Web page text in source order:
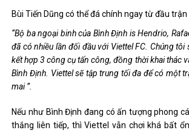
Bùi Tiến Dũng có thể đá chính ngay từ đầu
“Bộ ba ngoại binh của Bình Định is Hendrio,
đã có nhiều lần đối đầu với Viettel FC. Chúng
kết hợp 3 công cụ tấn công, đồng thời khai thác
Bình Định. Viettel sẽ tập trung tối đa để có một
mai ”.
Nếu như Bình Định đang có ấn tượng phong
thắng liên tiếp, thì Viettel vẫn chơi khá bất